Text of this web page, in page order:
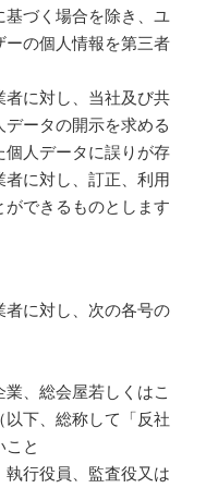
づく場合を除き、ユ
の個人情報を第三者
に対し、当社及び共
ータの開示を求める
個人データに誤りが存
に対し、訂正、利用
できるものとします
に対し、次の各号の
、総会屋若しくはこ
下、総称して「反社
と
行役員、監査役又は